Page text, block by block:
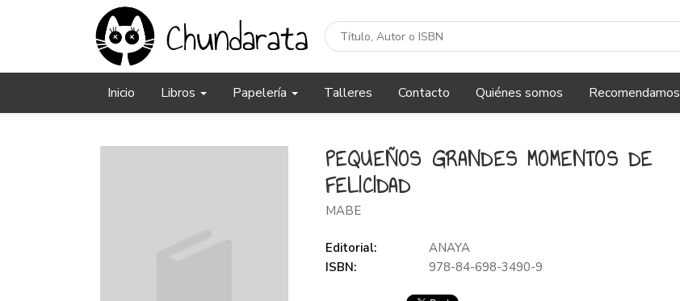
Inicio Libros Papelería Talleres Contacto Quiénes somos Recomendamos
PEQUEÑOS GRANDES MOMENTOS DE
FELICIDAD
MABE
Editorial:
ANAYA
ISBN:
978-84-698-3490-9